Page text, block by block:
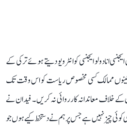
انادولو ایجنسی کو انٹرویو دیتے ہوئے ترکی کے
تینوں ممالک کسی مخصوص ریاست کو اس وقت تک
خلاف معاندانہ کارروائی نہ کریں۔ فیدان نے
کوئی چیز نہیں ہے جس پر ہم نے دستخط کیے ہوں جو